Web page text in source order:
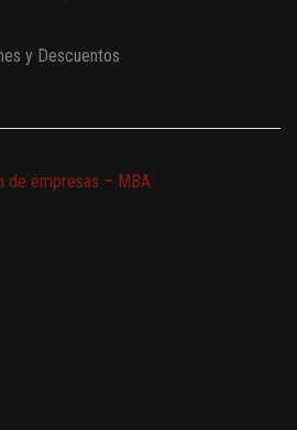
y Descuentos
de empresas – MBA